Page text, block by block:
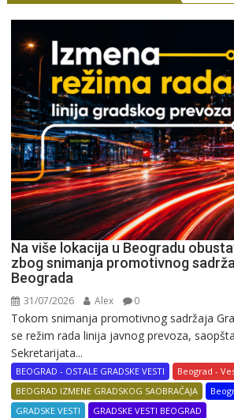
Na više lokacija u Beogradu
zbog snimanja promotivnog
Beograda
31/07/2026 Alex 0
Tokom snimanja promotivnog sadržaja
se režim rada linija javnog prevoza,
Sekretarijata...
BEOGRAD - OSTALE GRADSKE VESTI
Beograd -
BEOGRAD IZMENE GRADSKOG SAOBRAĆAJA
GRADSKE VESTI
GRADSKE VESTI BEOGRAD